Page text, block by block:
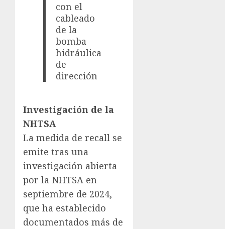
con el
cableado
de la
bomba
hidráulica
de
dirección
Investigación de la
NHTSA
La medida de recall se
emite tras una
investigación abierta
por la NHTSA en
septiembre de 2024,
que ha establecido
documentados más de